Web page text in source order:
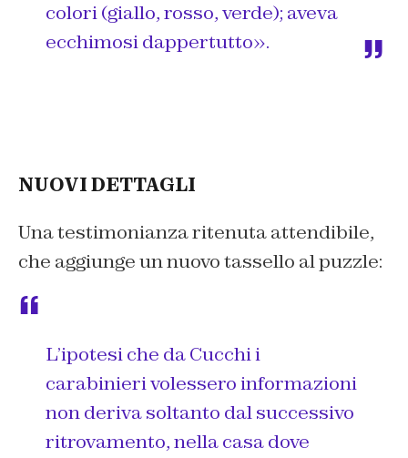
colori (giallo, rosso, verde); aveva
ecchimosi dappertutto».
NUOVI DETTAGLI
Una testimonianza ritenuta attendibile,
che aggiunge un nuovo tassello al puzzle:
L’ipotesi che da Cucchi i
carabinieri volessero informazioni
non deriva soltanto dal successivo
ritrovamento, nella casa dove